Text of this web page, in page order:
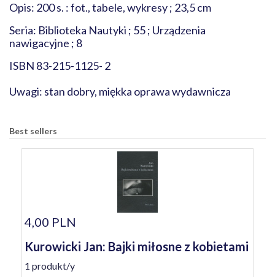
Opis: 200 s. : fot., tabele, wykresy ; 23,5 cm
Seria: Biblioteka Nautyki ; 55 ; Urządzenia
nawigacyjne ; 8
ISBN 83-215-1125- 2
Uwagi: stan dobry, miękka oprawa wydawnicza
Best sellers
4,00 PLN
Kurowicki Jan: Bajki miłosne z kobietami
1 produkt/y